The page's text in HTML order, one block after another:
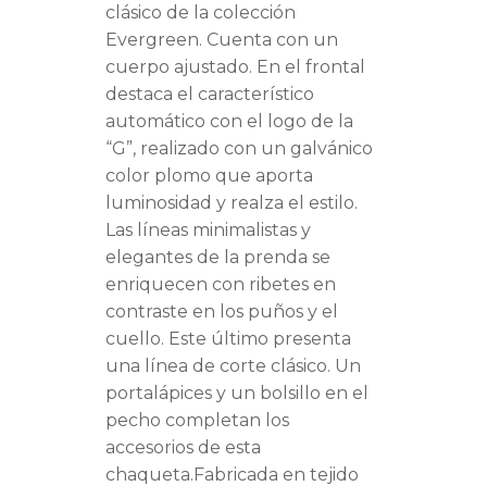
clásico de la colección
Evergreen. Cuenta con un
cuerpo ajustado. En el frontal
destaca el característico
automático con el logo de la
“G”, realizado con un galvánico
color plomo que aporta
luminosidad y realza el estilo.
Las líneas minimalistas y
elegantes de la prenda se
enriquecen con ribetes en
contraste en los puños y el
cuello. Este último presenta
una línea de corte clásico. Un
portalápices y un bolsillo en el
pecho completan los
accesorios de esta
chaqueta.Fabricada en tejido